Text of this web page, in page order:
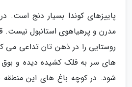
پاییزهای کوندا بسیار دنج است.
مدرن و پرهیاهوی استانبول نیست.
روستایی را در ذهن تان تداعی می
های سر به فلک کشیده دیده و
شود. در کوچه باغ های این